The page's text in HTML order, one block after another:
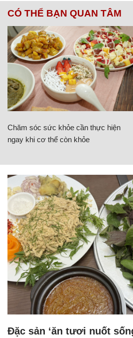
CÓ THỂ BẠN QUAN TÂM
Chăm sóc sức khỏe cần thực hiện
ngay khi cơ thể còn khỏe
Đặc sản ‘ăn tươi nuốt